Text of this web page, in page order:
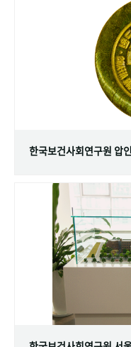
한국보건사회연구원 압인